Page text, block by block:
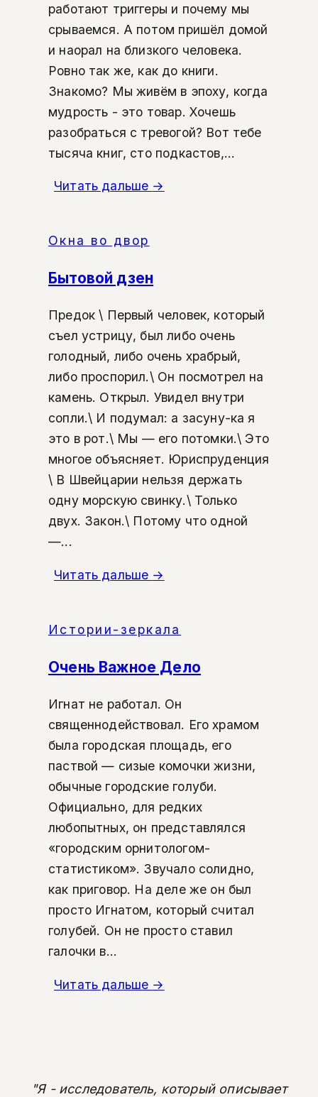
работают триггеры и почему мы
срываемся. А потом пришёл домой
и наорал на близкого человека.
Ровно так же, как до книги.
Знакомо? Мы живём в эпоху, когда
мудрость - это товар. Хочешь
разобраться с тревогой? Вот тебе
тысяча книг, сто подкастов,...
Читать дальше →
Окна во двор
Бытовой дзен
Предок \ Первый человек, который
съел устрицу, был либо очень
голодный, либо очень храбрый,
либо проспорил.\ Он посмотрел на
камень. Открыл. Увидел внутри
сопли.\ И подумал: а засуну-ка я
это в рот.\ Мы — его потомки.\ Это
многое объясняет. Юриспруденция
\ В Швейцарии нельзя держать
одну морскую свинку.\ Только
двух. Закон.\ Потому что одной
—...
Читать дальше →
Истории-зеркала
Очень Важное Дело
Игнат не работал. Он
священнодействовал. Его храмом
была городская площадь, его
паствой — сизые комочки жизни,
обычные городские голуби.
Официально, для редких
любопытных, он представлялся
«городским орнитологом-
статистиком». Звучало солидно,
как приговор. На деле же он был
просто Игнатом, который считал
голубей. Он не просто ставил
галочки в...
Читать дальше →
"Я - исследователь, который описывает